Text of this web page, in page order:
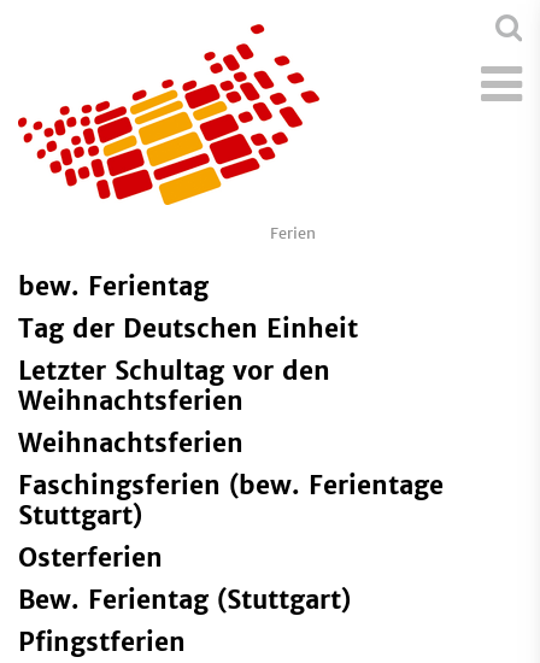
Ferien
bew. Ferientag
Tag der Deutschen Einheit
Letzter Schultag vor den
Weihnachtsferien
Weihnachtsferien
Faschingsferien (bew. Ferientage
Stuttgart)
Osterferien
Bew. Ferientag (Stuttgart)
Pfingstferien